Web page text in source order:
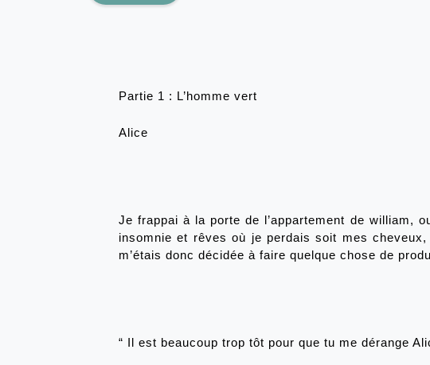
Partie 1 : L’homme vert
Alice
Je frappai à la porte de l’appartement de william,
insomnie et rêves où je perdais soit mes
m’étais donc décidée à faire quelque chose de
“ Il est beaucoup trop tôt pour que tu me dérange